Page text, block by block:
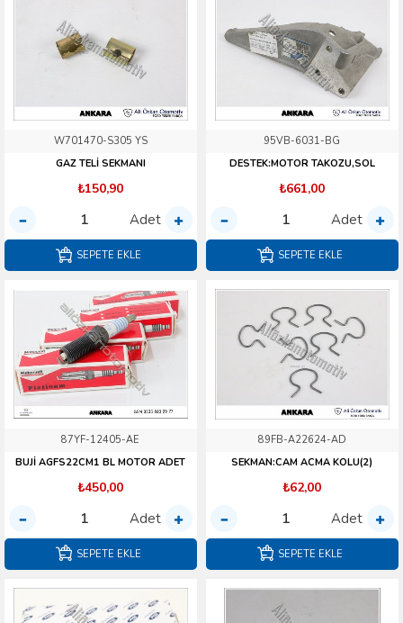
W701470-S305 YS
GAZ TELİ SEKMANI
₺150,90
Adet
SEPETE EKLE
95VB-6031-BG
DESTEK:MOTOR TAKOZU,SOL
₺661,00
Adet
SEPETE EKLE
87YF-12405-AE
BUJİ AGFS22CM1 BL MOTOR ADET
₺450,00
Adet
SEPETE EKLE
89FB-A22624-AD
SEKMAN:CAM ACMA KOLU(2)
₺62,00
Adet
SEPETE EKLE